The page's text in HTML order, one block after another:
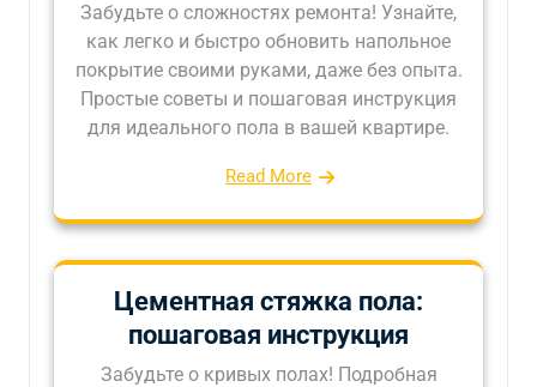
Забудьте о сложностях ремонта! Узнайте,
как легко и быстро обновить напольное
покрытие своими руками, даже без опыта.
Простые советы и пошаговая инструкция
для идеального пола в вашей квартире.
Read More
Цементная стяжка пола:
пошаговая инструкция
Забудьте о кривых полах! Подробная